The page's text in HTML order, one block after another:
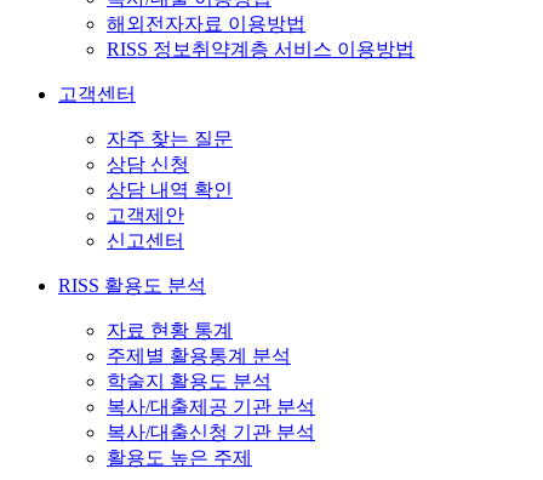
해외전자자료 이용방법
RISS 정보취약계층 서비스 이용방법
고객센터
자주 찾는 질문
상담 신청
상담 내역 확인
고객제안
신고센터
RISS 활용도 분석
자료 현황 통계
주제별 활용통계 분석
학술지 활용도 분석
복사/대출제공 기관 분석
복사/대출신청 기관 분석
활용도 높은 주제